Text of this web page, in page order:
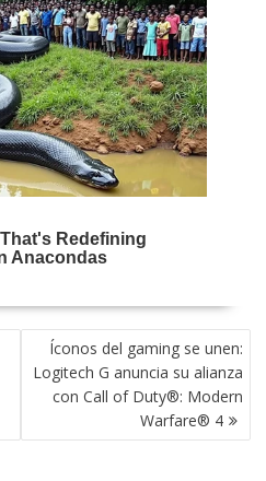
Íconos del gaming se unen:
Logitech G anuncia su alianza
con Call of Duty®: Modern
Warfare® 4